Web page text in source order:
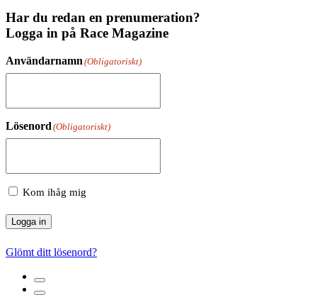
Har du redan en prenumeration?
Logga in på Race Magazine
Användarnamn (Obligatoriskt)
Lösenord (Obligatoriskt)
Kom ihåg mig
Logga in
Glömt ditt lösenord?